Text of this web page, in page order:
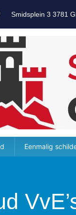
Smidsplein 3 3781
Eenmalig